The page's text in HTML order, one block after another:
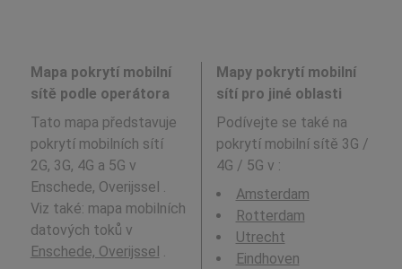
Mapa pokrytí mobilní
sítě podle operátora
Tato mapa představuje
pokrytí mobilních sítí
2G, 3G, 4G a 5G v
Enschede, Overijssel .
Viz také: mapa mobilních
datových toků v
Enschede, Overijssel .
Mapy pokrytí mobilní
sítí pro jiné oblasti
Podívejte se také na
pokrytí mobilní sítě 3G /
4G / 5G v :
Amsterdam
Rotterdam
Utrecht
Eindhoven